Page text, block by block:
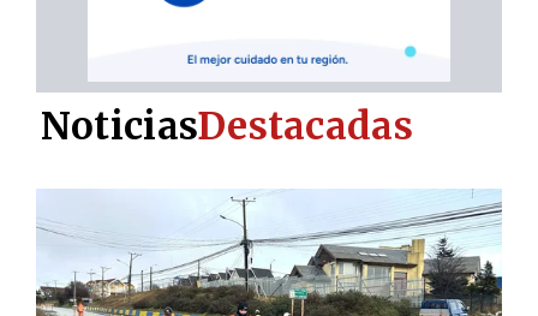
NoticiasDestacadas